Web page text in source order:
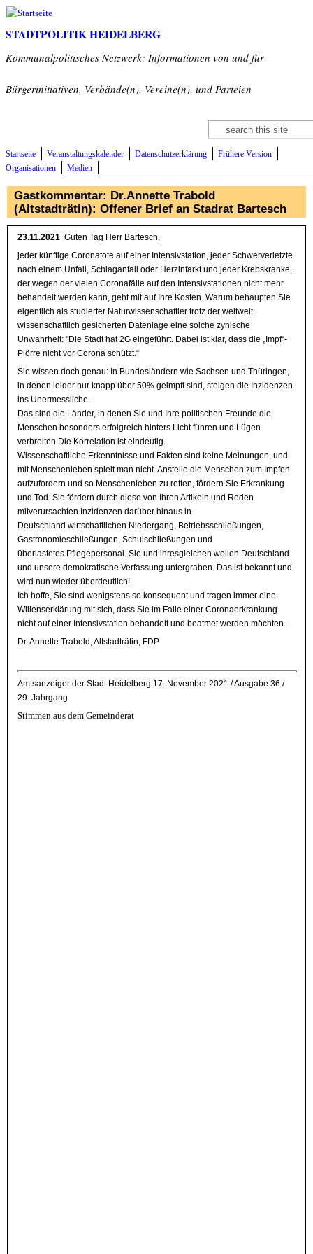
Direkt zum Inhalt
STADTPOLITIK HEIDELBERG
Kommunalpolitisches Netzwerk: Informationen von und für
Bürgerinitiativen, Verbände(n), Vereine(n), und Parteien
Suchformular
Suche
Startseite Veranstaltungskalender Datenschutzerklärung
Frühere Version
Organisationen
Medien
Gastkommentar: Dr.Annette Trabold
(Altstadträtin): Offener Brief an Stadrat Bartesch
23.11.2021 Guten Tag Herr Bartesch,
jeder künftige Coronatote auf einer Intensivstation, jeder Schwerverletzte
nach einem Unfall, Schlaganfall oder Herzinfarkt und jeder Krebskranke,
der wegen der vielen Coronafälle auf den Intensivstationen nicht mehr
behandelt werden kann, geht mit auf Ihre Kosten. Warum behaupten Sie
eigentlich als studierter Naturwissenschaftler trotz der weltweit
wissenschaftlich gesicherten Datenlage eine solche zynische
Unwahrheit: "Die Stadt hat 2G eingeführt. Dabei ist klar, dass die „Impf“-
Plörre nichtvor Corona schützt.“
Sie wissen doch genau: In Bundesländern wie Sachsen und Thüringen,
in denen leider nur knapp über 50% geimpft sind, steigen die Inzidenzen
ins Unermessliche.
Das sind die Länder, in denen Sie und Ihre politischen Freunde die
Menschen besonders erfolgreich hinters Licht führen und Lügen
verbreiten.Die Korrelation ist eindeutig.
Wissenschaftliche Erkenntnisse und Fakten sind keine Meinungen, und
mit Menschenleben spielt man nicht. Anstelle die Menschen zum Impfen
aufzufordern und so Menschenleben zu retten, fördern Sie Erkrankung
und Tod. Sie fördern durch diese von Ihren Artikeln und Reden
mitverursachten Inzidenzen darüber hinaus in
Deutschland wirtschaftlichen Niedergang, Betriebsschließungen,
Gastronomieschließungen, Schulschließungen und
überlastetes Pflegepersonal. Sie und ihresgleichen wollen Deutschland
und unsere demokratische Verfassung untergraben. Das ist bekannt und
wird nun wieder überdeutlich!
Ich hoffe, Sie sind wenigstens so konsequent und tragen immer eine
Willenserklärung mit sich, dass Sie im Falle einer Coronaerkrankung
nicht auf einer Intensivstation behandelt und beatmet werden möchten.
Dr. Annette Trabold, Altstadträtin, FDP
Amtsanzeiger der Stadt Heidelberg 17. November 2021 / Ausgabe 36 /
29. Jahrgang
Stimmen aus dem Gemeinderat